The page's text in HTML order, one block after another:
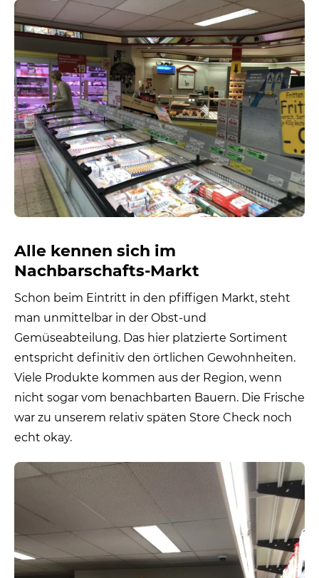
Alle kennen sich im
Nachbarschafts-Markt
Schon beim Eintritt in den pfiffigen Markt, steht
man unmittelbar in der Obst-und
Gemüseabteilung. Das hier platzierte Sortiment
entspricht definitiv den örtlichen Gewohnheiten.
Viele Produkte kommen aus der Region, wenn
nicht sogar vom benachbarten Bauern. Die Frische
war zu unserem relativ späten Store Check noch
echt okay.